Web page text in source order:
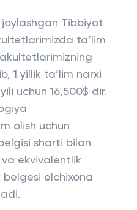
Tibbiyot
ta’lim
1 yillik ta’lim narxi
uchun 16,500$ dir.
olish uchun
sharti bilan
ekvivalentlik
belgesi elchixona